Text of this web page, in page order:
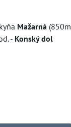
Mažarná(850m
- Konský dol